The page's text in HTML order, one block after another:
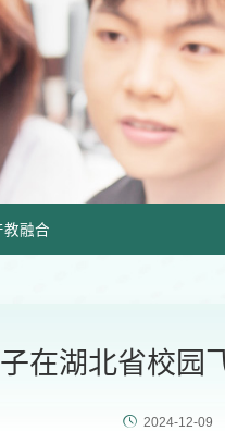
教融合
在湖北省校园
2024-12-09